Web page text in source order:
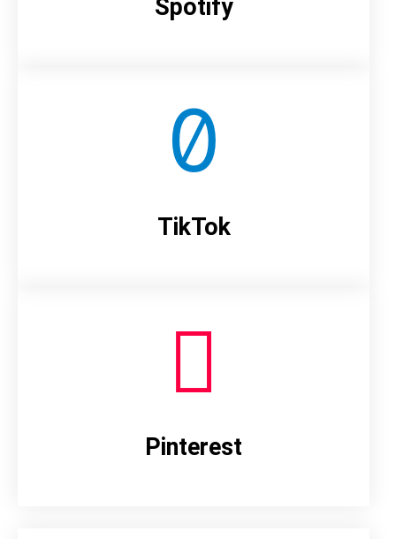
Spotify
TikTok
Pinterest